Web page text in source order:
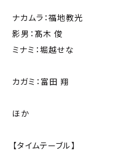
ナカムラ：福地教光
影男：髙木 俊
ミナミ：堀越せな
カガミ：富田 翔
ほか
【タイムテーブル】